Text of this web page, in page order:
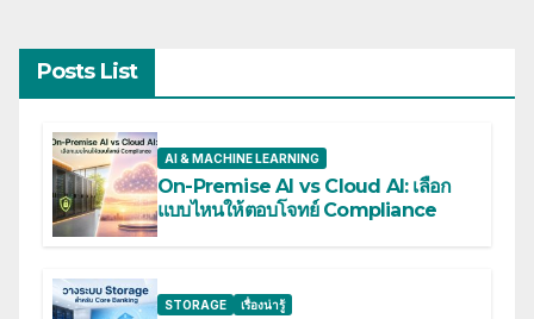
Posts List
AI & MACHINE LEARNING
On-Premise AI vs Cloud AI: เลือก
แบบไหนให้ตอบโจทย์ Compliance
STORAGE เรื่องน่ารู้